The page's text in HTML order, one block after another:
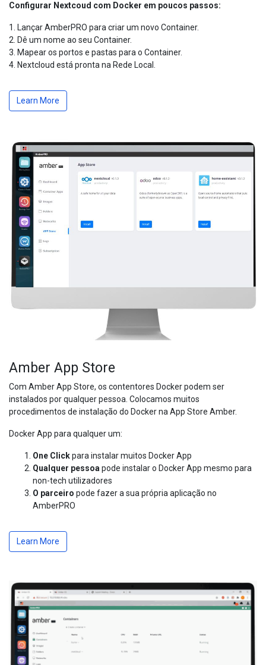
Configurar Nextcoud com Docker em poucos passos:
1. Lançar AmberPRO para criar um novo Container.
2. Dê um nome ao seu Container.
3. Mapear os portos e pastas para o Container.
4. Nextcloud está pronta na Rede Local.
Learn More
Amber App Store
Com Amber App Store, os contentores Docker podem ser
instalados por qualquer pessoa. Colocamos muitos
procedimentos de instalação do Docker na App Store Amber.
Docker App para qualquer um:
One Clickpara instalar muitos Docker App
Qualquer pessoa pode instalar o Docker App mesmo para
non-tech utilizadores
O parceiro pode fazer a sua própria aplicação no
AmberPRO
Learn More